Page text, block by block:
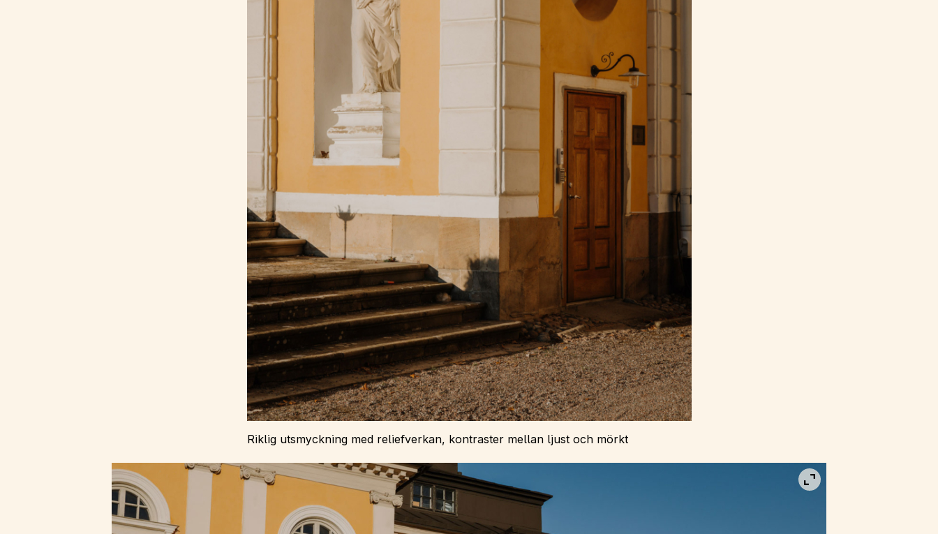
Riklig utsmyckning med reliefverkan, kontraster mellan ljust och mörkt
Visa bild i fullskärm